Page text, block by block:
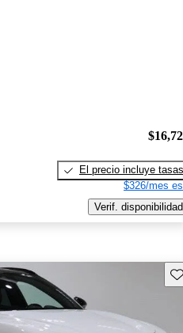
El precio incluye tasas
$326/mes
Verif. disponibilidad